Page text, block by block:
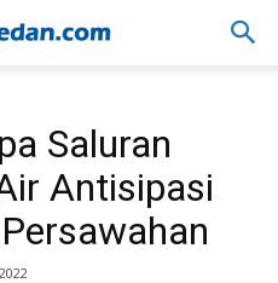
Saluran
Antisipasi